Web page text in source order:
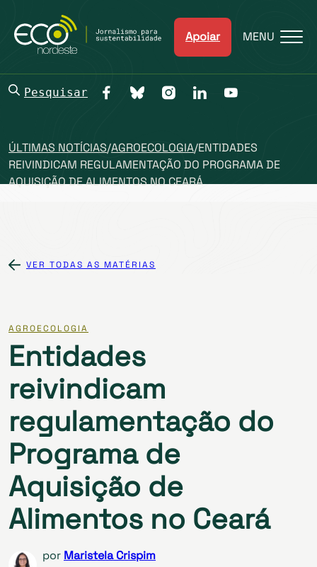
Apoiar MENU
Pesquisar
ÚLTIMAS NOTÍCIAS/AGROECOLOGIA/ENTIDADES
REIVINDICAM REGULAMENTAÇÃO DO PROGRAMA DE
AQUISIÇÃO DE ALIMENTOS NO CEARÁ
VER TODAS AS MATÉRIAS
AGROECOLOGIA
Entidades
reivindicam
regulamentação do
Programa de
Aquisição de
Alimentos no Ceará
por Maristela Crispim